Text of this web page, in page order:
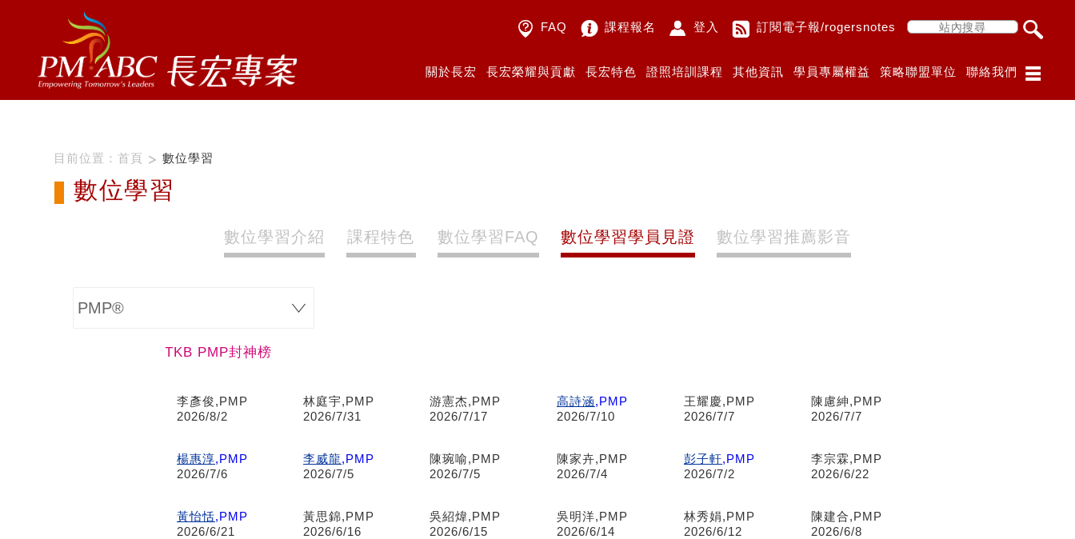
聯絡我們
策略聯盟單位
學員專屬權益
其他資訊
證照培訓課程
長宏特色
長宏榮耀與貢獻
關於長宏
訂閱電子報/rogersnotes
登入
課程報名
FAQ
目前位置：首頁 數位學習
數位學習
數位學習介紹 課程特色 數位學習FAQ 數位學習學員見證 數位學習推薦影音
TKB PMP封神榜
李彥俊,PMP
2026/8/2
林庭宇,PMP
2026/7/31
游憲杰,PMP
2026/7/17
高詩涵,PMP
2026/7/10
王耀慶,PMP
2026/7/7
陳慮紳,PMP
2026/7/7
楊惠淳,PMP
2026/7/6
李威龍,PMP
2026/7/5
陳琬喻,PMP
2026/7/5
陳家卉,PMP
2026/7/4
彭子軒,PMP
2026/7/2
李宗霖,PMP
2026/6/22
黃怡恬,PMP
2026/6/21
黃思錦,PMP
2026/6/16
吳紹煒,PMP
2026/6/15
吳明洋,PMP
2026/6/14
林秀娟,PMP
2026/6/12
陳建合,PMP
2026/6/8